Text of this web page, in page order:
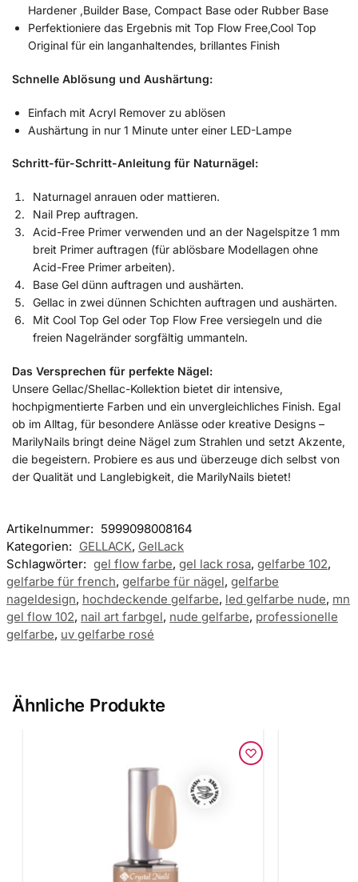
Hardener ,Builder Base, Compact Base oder Rubber Base
Perfektioniere das Ergebnis mit Top Flow Free,Cool Top
Original für ein langanhaltendes, brillantes Finish
Schnelle Ablösung und Aushärtung:
Einfach mit Acryl Remover zu ablösen
Aushärtung in nur 1 Minute unter einer LED-Lampe
Schritt-für-Schritt-Anleitung für Naturnägel:
Naturnagel anrauen oder mattieren.
Nail Prep auftragen.
Acid-Free Primer verwenden und an der Nagelspitze 1 mm
breit Primer auftragen (für ablösbare Modellagen ohne
Acid-Free Primer arbeiten).
Base Gel dünn auftragen und aushärten.
Gellac in zwei dünnen Schichten auftragen und aushärten.
Mit Cool Top Gel oder Top Flow Free versiegeln und die
freien Nagelränder sorgfältig ummanteln.
Das Versprechen für perfekte Nägel:
Unsere Gellac/Shellac-Kollektion bietet dir intensive,
hochpigmentierte Farben und ein unvergleichliches Finish. Egal
ob im Alltag, für besondere Anlässe oder kreative Designs –
MarilyNails bringt deine Nägel zum Strahlen und setzt Akzente,
die begeistern. Probiere es aus und überzeuge dich selbst von
der Qualität und Langlebigkeit, die MarilyNails bietet!
Artikelnummer: 5999098008164
Kategorien: GELLACK, GelLack
Schlagwörter: gel flow farbe, gel lack rosa, gelfarbe 102,
gelfarbe für french, gelfarbe für nägel, gelfarbe
nageldesign, hochdeckende gelfarbe, led gelfarbe nude, mn
gel flow 102, nail art farbgel, nude gelfarbe, professionelle
gelfarbe, uv gelfarbe rosé
Ähnliche Produkte